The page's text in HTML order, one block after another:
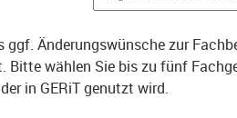
ggf. Änderungswünsche zur
Bitte wählen Sie bis zu fünf
in GERiT genutzt wird.